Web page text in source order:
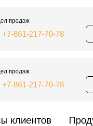
продаж
+7-861-217-70-78
продаж
+7-861-217-70-78
клиентов